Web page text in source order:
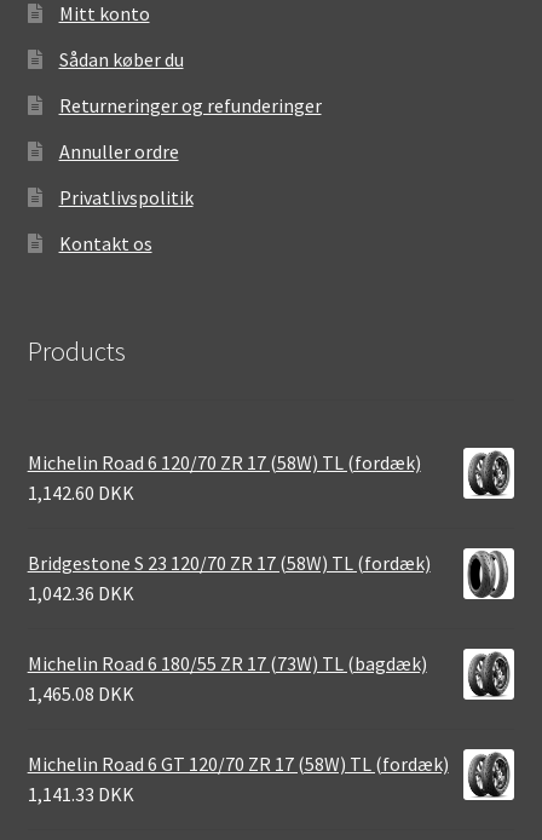
Mitt konto
Sådan køber du
Returneringer og refunderinger
Annuller ordre
Privatlivspolitik
Kontakt os
Products
Michelin Road 6 120/70 ZR 17 (58W) TL (fordæk)
1,142.60 DKK
Bridgestone S 23 120/70 ZR 17 (58W) TL (fordæk)
1,042.36 DKK
Michelin Road 6 180/55 ZR 17 (73W) TL (bagdæk)
1,465.08 DKK
Michelin Road 6 GT 120/70 ZR 17 (58W) TL (fordæk)
1,141.33 DKK